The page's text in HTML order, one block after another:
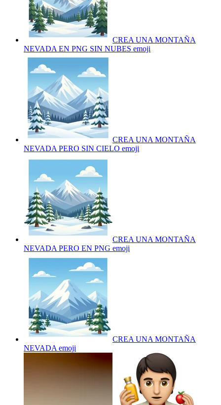
CREA UNA MONTAÑA
NEVADA EN PNG SIN NUBES emoji
CREA UNA MONTAÑA
NEVADA PERO SIN CIELO emoji
CREA UNA MONTAÑA
NEVADA PERO EN PNG emoji
CREA UNA MONTAÑA
NEVADA emoji